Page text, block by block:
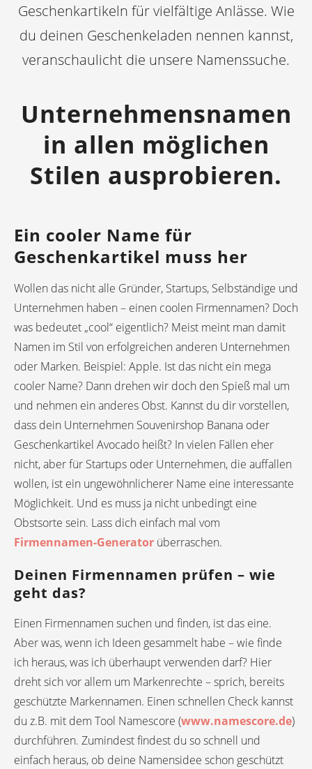
Geschenkartikeln für vielfältige Anlässe. Wie
du deinen Geschenkeladen nennen kannst,
veranschaulicht die unsere Namenssuche.
Unternehmensnamen
in allen möglichen
Stilen ausprobieren.
Ein cooler Name für
Geschenkartikel muss her
Wollen das nicht alle Gründer, Startups, Selbständige und
Unternehmen haben – einen coolen Firmennamen? Doch
was bedeutet „cool“ eigentlich? Meist meint man damit
Namen im Stil von erfolgreichen anderen Unternehmen
oder Marken. Beispiel: Apple. Ist das nicht ein mega
cooler Name? Dann drehen wir doch den Spieß mal um
und nehmen ein anderes Obst. Kannst du dir vorstellen,
dass dein Unternehmen Souvenirshop Banana oder
Geschenkartikel Avocado heißt? In vielen Fällen eher
nicht, aber für Startups oder Unternehmen, die auffallen
wollen, ist ein ungewöhnlicherer Name eine interessante
Möglichkeit. Und es muss ja nicht unbedingt eine
Obstsorte sein. Lass dich einfach mal vom
Firmennamen-Generator überraschen.
Deinen Firmennamen prüfen – wie
geht das?
Einen Firmennamen suchen und finden, ist das eine.
Aber was, wenn ich Ideen gesammelt habe – wie finde
ich heraus, was ich überhaupt verwenden darf? Hier
dreht sich vor allem um Markenrechte – sprich, bereits
geschützte Markennamen. Einen schnellen Check kannst
du z.B. mit dem Tool Namescore (www.namescore.de)
durchführen. Zumindest findest du so schnell und
einfach heraus, ob deine Namensidee schon geschützt